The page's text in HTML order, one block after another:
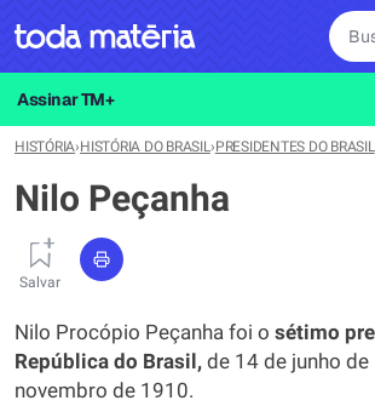
Assinar TM+
HISTÓRIA›HISTÓRIA DO BRASIL›PRESIDENTES DO BRASIL
Nilo Peçanha
Salvar
Nilo Procópio Peçanha foi o sétimo
República do Brasil, de 14 de junho
novembro de 1910.